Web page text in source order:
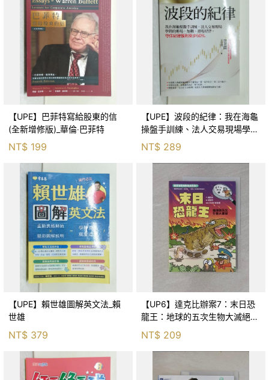
【UPE】巴菲特寫給股東的信
(全新增修版)_華倫‧巴菲特
NT$ 199
【UPE】波段的紀律：我在海龜
操盤手訓練、法人交易現場學到
的進場、加碼、退場紀律，守住
紀律獲利至少50％_雷老闆
NT$ 289
【UPE】賴世雄圖解英文法_賴
世雄
NT$ 379
【UP6】達克比辦案7：末日恐
龍王：地球的五次生物大滅絕_
胡妙芬
NT$ 209